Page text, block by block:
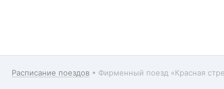
Расписание поездов • Фирменный поезд «Красная